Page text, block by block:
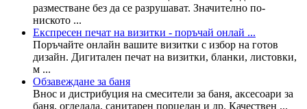
разместване без да се разрушават. Значително по-
ниското ...
Експресен печат на визитки - поръчай онлай ...
Поръчайте онлайн вашите визитки с избор на готов
дизайн. Дигитален печат на визитки, бланки, листовки,
м ...
Обзавеждане за баня
Внос и дистрибуция на смесители за баня, аксесоари за
баня, огледала, санитарен порцелан и др. Качествен ...